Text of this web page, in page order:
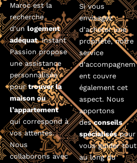
Maroc est la
recherche
d’un logement
adéquat. Instant
Passion propose
une assistance
personnalisée
pourtrouver la
maison ou
l’appartement
qui correspond à
vos attentes.
Nous
collaborons avec
Si vous
envisagez
d’acheter une
propriété, notre
service
d’accompagnem
ent couvre
également cet
aspect. Nous
apportons
desconseils
spécialiséspour
vous guider tout
au long du